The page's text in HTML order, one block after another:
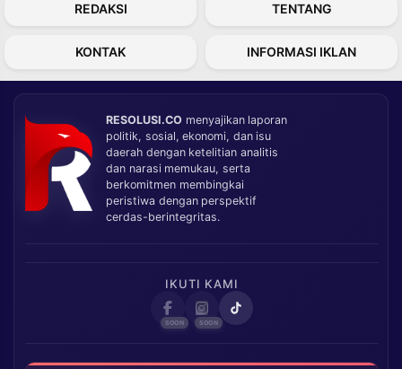
REDAKSI TENTANG
KONTAK INFORMASI IKLAN
RESOLUSI.CO menyajikan laporan
politik, sosial, ekonomi, dan isu
daerah dengan ketelitian analitis
dan narasi memukau, serta
berkomitmen membingkai
peristiwa dengan perspektif
cerdas-berintegritas.
IKUTI KAMI